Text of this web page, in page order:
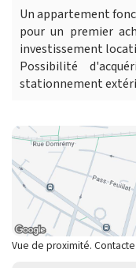
Un appartement
pour un premier
investissement
Possibilité
stationnement
Vue de proximité.